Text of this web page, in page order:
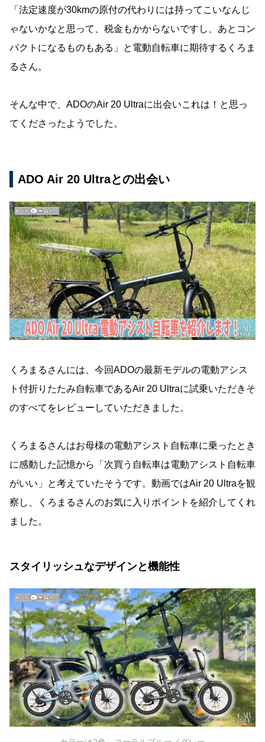
「法定速度が30kmの原付の代わりには持ってこいなんじ
ゃないかなと思って、税金もかからないですし、あとコン
パクトになるものもある」と電動自転車に期待するくろま
るさん。
そんな中で、ADOのAir 20 Ultraに出会いこれは！と思っ
てくださったようでした。
ADO Air 20 Ultraとの出会い
くろまるさんには、今回ADOの最新モデルの電動アシス
ト付折りたたみ自転車であるAir 20 Ultraに試乗いただきそ
のすべてをレビューしていただきました。
くろまるさんはお母様の電動アシスト自転車に乗ったとき
に感動した記憶から「次買う自転車は電動アシスト自転車
がいい」と考えていたそうです。動画ではAir 20 Ultraを観
察し、くろまるさんのお気に入りポイントを紹介してくれ
ました。
スタイリッシュなデザインと機能性